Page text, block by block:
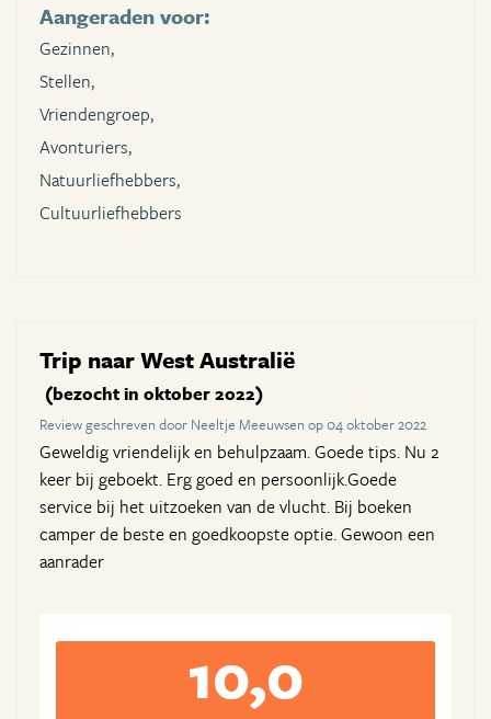
Aangeraden voor:
Gezinnen,
Stellen,
Vriendengroep,
Avonturiers,
Natuurliefhebbers,
Cultuurliefhebbers
Trip naar West Australië
(bezocht in oktober 2022)
Review geschreven door Neeltje Meeuwsen op 04 oktober 2022
Geweldig vriendelijk en behulpzaam. Goede tips. Nu 2
keer bij geboekt. Erg goed en persoonlijk.Goede
service bij het uitzoeken van de vlucht. Bij boeken
camper de beste en goedkoopste optie. Gewoon een
aanrader
10,0